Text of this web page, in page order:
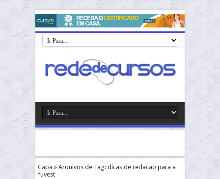
Capa » Arquivos de Tag: dicas de redacao para a
fuvest